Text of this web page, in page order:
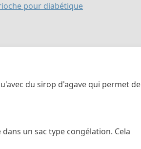
pour diabétique
du sirop d'agave qui permet de
un sac type congélation. Cela